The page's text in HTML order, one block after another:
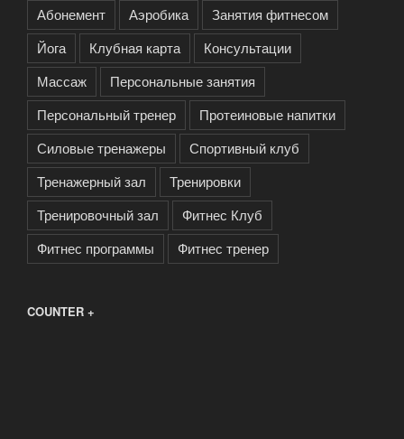
Абонемент
Аэробика
Занятия фитнесом
Йога
Клубная карта
Консультации
Массаж
Персональные занятия
Персональный тренер
Протеиновые напитки
Силовые тренажеры
Спортивный клуб
Тренажерный зал
Тренировки
Тренировочный зал
Фитнес Клуб
Фитнес программы
Фитнес тренер
COUNTER +